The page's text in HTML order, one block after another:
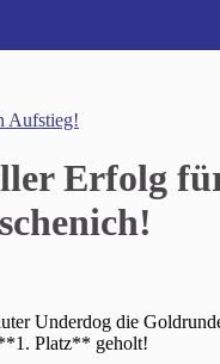
Aufstieg!
Erfolg
Underdog die
Platz** geholt!